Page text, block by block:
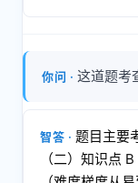
这道题考
题目主要
（二）知识点